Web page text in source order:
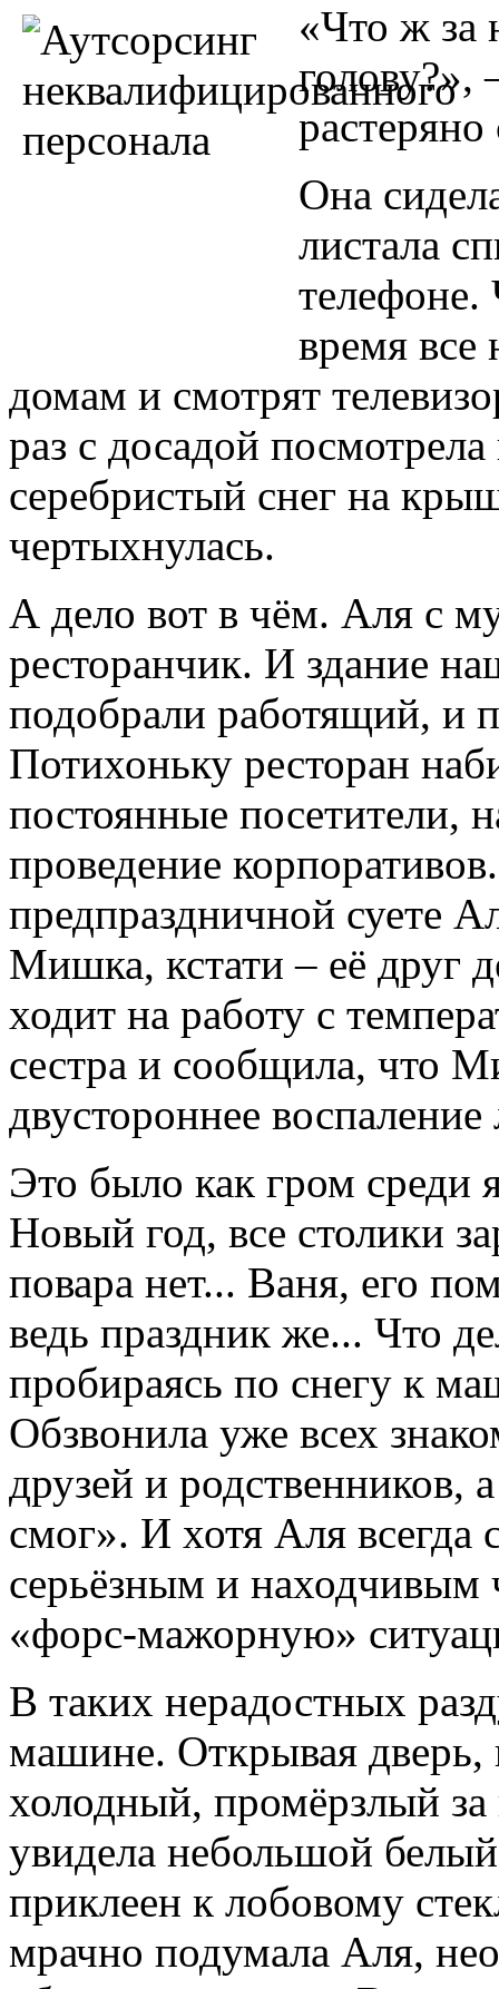
«Что ж за
Она
листала
телефоне.
время
домам и смотрят
раз с досадой
серебристый снег на
чертыхнулась.
А дело вот в чём. Аля с
ресторанчик. И здание
подобрали работящий, и
Потихоньку ресторан
постоянные посетители,
проведение
предпраздничной суете
Мишка, кстати – её друг
ходит на работу с
сестра и сообщила, что
двустороннее воспаление
Это было как гром среди
Новый год, все столики
повара нет... Ваня, его
ведь праздник же... Что
пробираясь по снегу к
Обзвонила уже всех
друзей и родственников,
смог». И хотя Аля всегда
серьёзным и
«форс-мажорную»
В таких нерадостных
машине. Открывая дверь,
холодный, промёрзлый
увидела небольшой
приклеен к лобовому
мрачно подумала Аля,